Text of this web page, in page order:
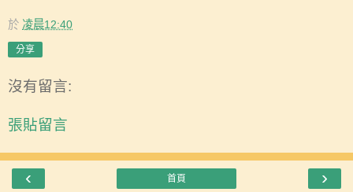
於 凌晨12:40
分享
沒有留言:
張貼留言
‹ ›
首頁